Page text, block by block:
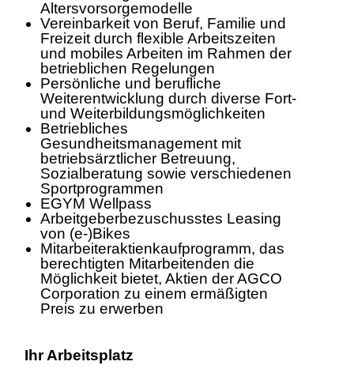
Altersvorsorgemodelle
Vereinbarkeit von Beruf, Familie und
Freizeit durch flexible Arbeitszeiten
und mobiles Arbeiten im Rahmen der
betrieblichen Regelungen
Persönliche und berufliche
Weiterentwicklung durch diverse Fort-
und Weiterbildungsmöglichkeiten
Betriebliches
Gesundheitsmanagement mit
betriebsärztlicher Betreuung,
Sozialberatung sowie verschiedenen
Sportprogrammen
EGYM Wellpass
Arbeitgeberbezuschusstes Leasing
von (e-)Bikes
Mitarbeiteraktienkaufprogramm, das
berechtigten Mitarbeitenden die
Möglichkeit bietet, Aktien der AGCO
Corporation zu einem ermäßigten
Preis zu erwerben
Ihr Arbeitsplatz